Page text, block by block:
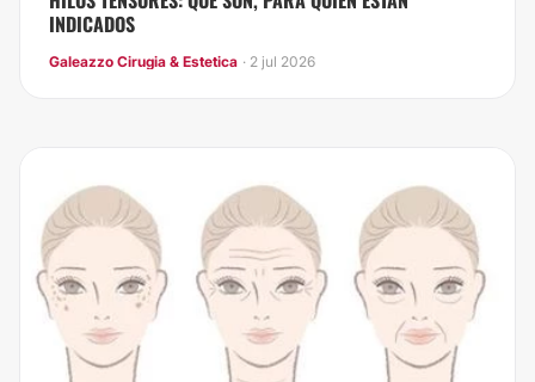
INDICADOS
Galeazzo Cirugia & Estetica · 2 jul 2026